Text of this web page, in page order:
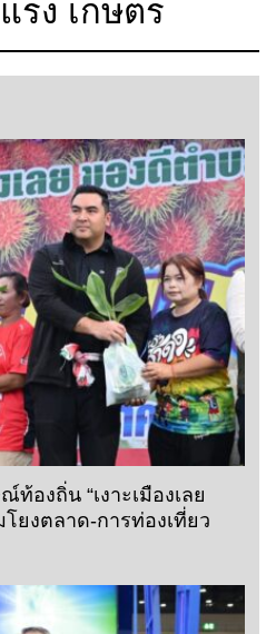
รง เกษตร
องถิ่น “เงาะเมืองเลย
โยงตลาด-การท่องเที่ยว